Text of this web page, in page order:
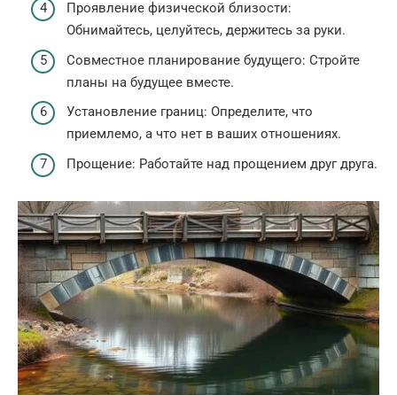
Проявление физической близости:
Обнимайтесь, целуйтесь, держитесь за руки.
Совместное планирование будущего: Стройте
планы на будущее вместе.
Установление границ: Определите, что
приемлемо, а что нет в ваших отношениях.
Прощение: Работайте над прощением друг друга.